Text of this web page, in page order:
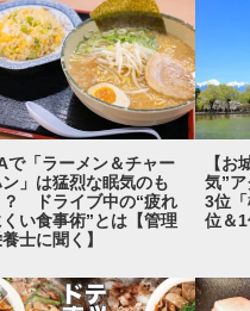
で「ラーメン＆チャー
」は猛烈な眠気のも
？ ドライブ中の“疲れ
くい食事術”とは【管理
士に聞く】
【お
気”
3位
位＆1